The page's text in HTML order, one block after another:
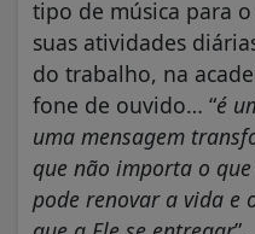
tipo de música para
suas atividades
do trabalho, na
fone de ouvido… “é
uma mensagem
que não importa o que
pode renovar a vida e